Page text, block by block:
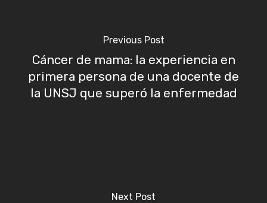
Previous Post
Cáncer de mama: la experiencia en
primera persona de una docente de
la UNSJ que superó la enfermedad
Next Post